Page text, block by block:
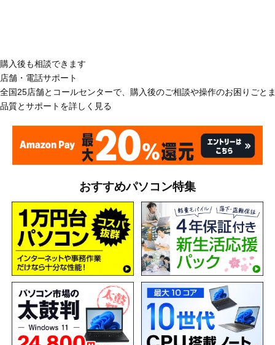
購入後も相談できます
店舗・電話サポート
全国25店舗とコールセンターで、購入後のご相談や操作のお困りごと
品質とサポートを詳しく見る
おすすめパソコン特集